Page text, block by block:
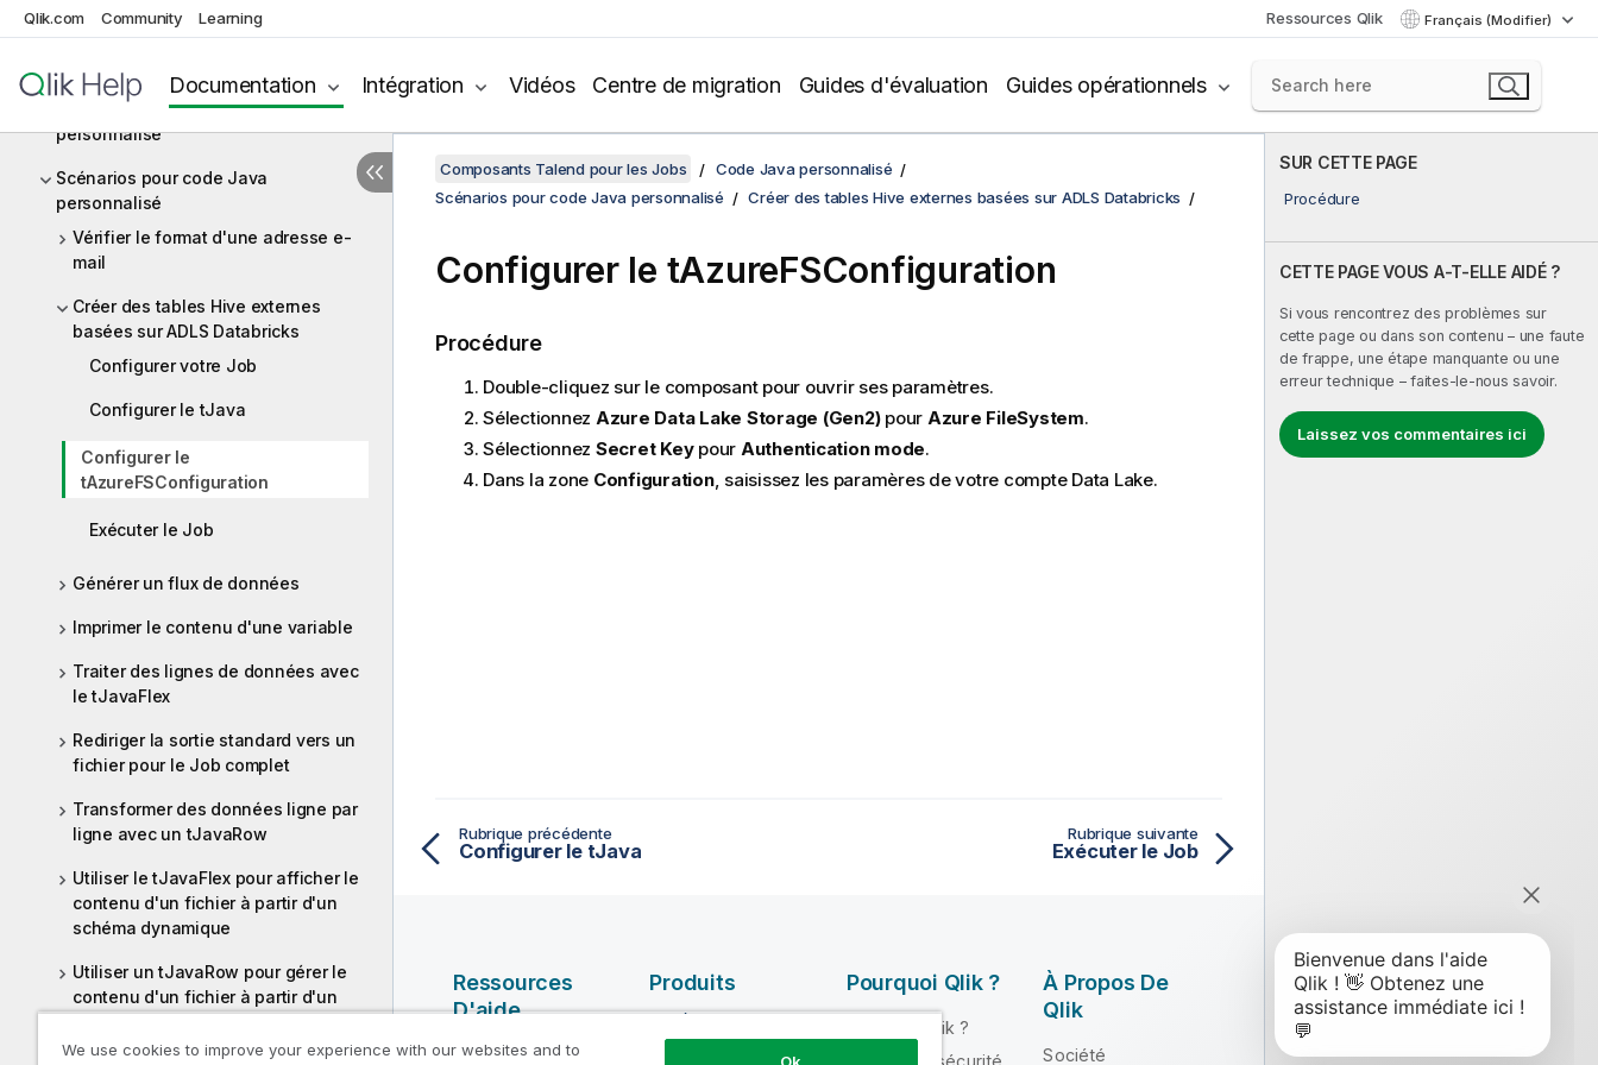
Qlik.com Community Learning Ressources Qlik Français (Modifier)
Documentation Intégration Vidéos Centre de migration Guides d'évaluation Guides opérationnels
Jasper
Code Java personnalisé
Composants de code Java
personnalisé
Scénarios pour code Java
personnalisé
Vérifier le format d'une adresse e-
mail
Créer des tables Hive externes
basées sur ADLS Databricks
Configurer votre Job
Configurer le tJava
Configurer le
tAzureFSConfiguration
Exécuter le Job
Générer un flux de données
Imprimer le contenu d'une variable
Traiter des lignes de données avec
le tJavaFlex
Rediriger la sortie standard vers un
fichier pour le Job complet
Transformer des données ligne par
ligne avec un tJavaRow
Utiliser le tJavaFlex pour afficher le
contenu d'un fichier à partir d'un
schéma dynamique
Utiliser un tJavaRow pour gérer le
contenu d'un fichier à partir d'un
SUR CETTE PAGE
Procédure
CETTE PAGE VOUS A-T-ELLE AIDÉ ?
Si vous rencontrez des problèmes sur
cette page ou dans son contenu – une faute
de frappe, une étape manquante ou une
erreur technique – faites-le-nous savoir.
Laissez vos commentaires ici
Composants Talend pour les Jobs
Code Java personnalisé
Scénarios pour code Java personnalisé
Créer des tables Hive externes basées sur ADLS Databricks
Configurer le tAzureFSConfiguration
Procédure
Double-cliquez sur le composant pour ouvrir ses paramètres.
Sélectionnez Azure Data Lake Storage (Gen2)pour Azure FileSystem.
Sélectionnez Secret Keypour Authentication mode.
Dans la zone Configuration, saisissez les paramères de votre compte Data Lake.
Rubrique précédente
Configurer le tJava
Rubrique suivante
Exécuter le Job
Ressources
D'aide
Vidéos Qlik Help
Produits
QUALITÉ DE
Pourquoi Qlik ?
Pourquoi Qlik ?
Fiabilité et sécurité
À Propos De
Qlik
Société
We use cookies to improve your experience with our websites and to